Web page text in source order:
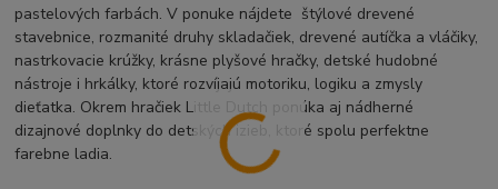
pastelových farbách. V ponuke nájdete štýlové drevené
stavebnice, rozmanité druhy skladačiek, drevené autíčka a vláčiky,
nastrkovacie krúžky, krásne plyšové hračky, detské hudobné
nástroje i hrkálky, ktoré rozvíjajú motoriku, logiku a zmysly
dieťatka. Okrem hračiek Little Dutch ponúka aj nádherné
dizajnové doplnky do detských izieb, ktoré spolu perfektne
farebne ladia.